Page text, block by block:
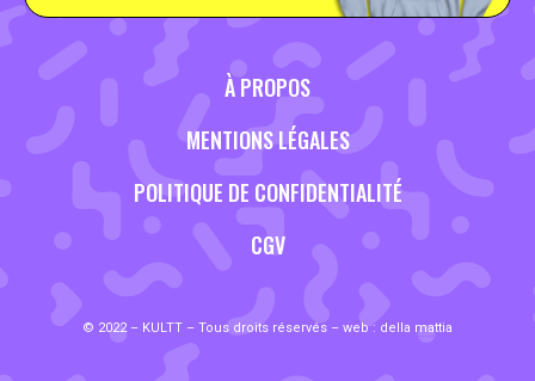
À PROPOS
MENTIONS LÉGALES
POLITIQUE DE CONFIDENTIALITÉ
CGV
© 2022 – KULTT – Tous droits réservés – web : della mattia